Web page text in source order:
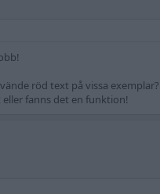
röd text på vissa exemplar?
fanns det en funktion!